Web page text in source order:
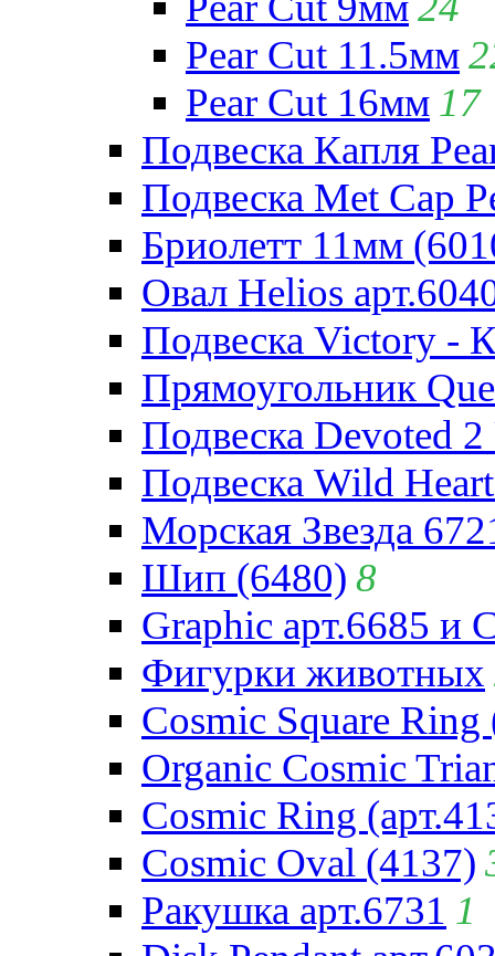
Pear Cut 11.5мм
Pear Cut 16мм 17
Подвеска Капля
Подвеска Met Cap
Бриолетт 11мм
Овал Helios
Подвеска Victory -
Прямоугольник
Подвеска Devoted
Подвеска Wild
Морская Звезда
Шип (6480) 8
Graphic арт.6685 и
Фигурки животных
Cosmic Square Ring
Organic Cosmic
Cosmic Ring
Cosmic Oval (4137)
Ракушка арт.6731 1